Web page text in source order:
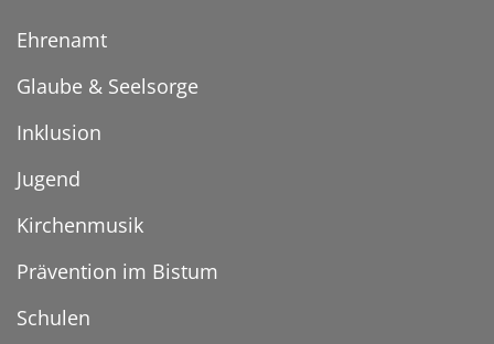
Ehrenamt
Glaube & Seelsorge
Inklusion
Jugend
Kirchenmusik
Prävention im Bistum
Schulen